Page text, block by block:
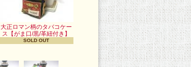
大正ロマン柄のタバコケー
ス【がま口/黒/革紐付き】
SOLD OUT